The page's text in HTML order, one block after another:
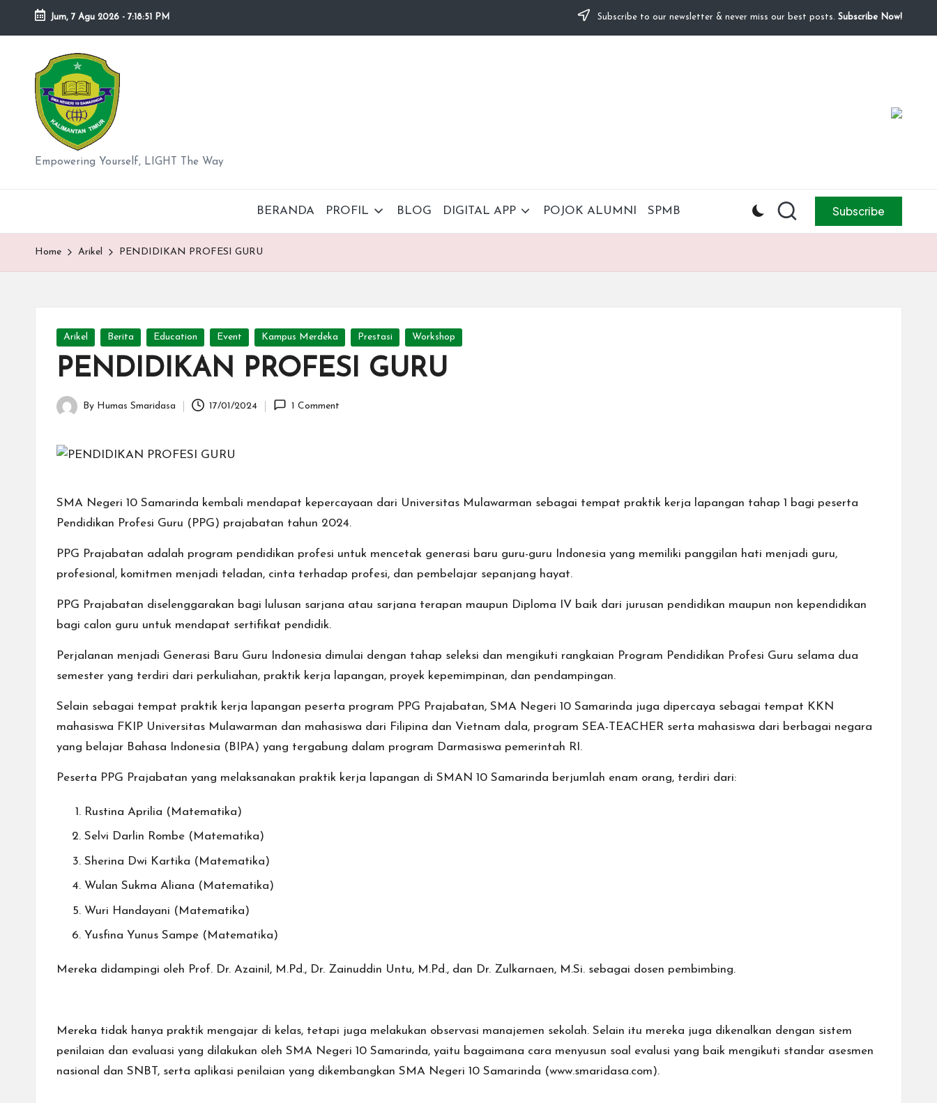
Skip
content
Jum, 7 Agu 2026 - 7:18:52 PM Subscribe to our newsletter & never miss our best posts. Subscribe Now!
S
M
A
N
er
m
Empowering Yourself, LIGHT The Way
BERANDA PROFIL BLOG DIGITAL APP POJOK ALUMNI SPMB Subscribe
Home Arikel PENDIDIKAN PROFESI GURU
Posted
Arikel Berita Education Event Kampus Merdeka Prestasi Workshop
PENDIDIKAN PROFESI GURU
Posted
By Humas Smaridasa 17/01/2024 1 Comment
SMA Negeri 10 Samarinda kembali mendapat kepercayaan dari Universitas Mulawarman sebagai tempat praktik kerja lapangan tahap 1 bagi peserta
Pendidikan Profesi Guru (PPG) prajabatan tahun 2024.
PPG Prajabatan adalah program pendidikan profesi untuk mencetak generasi baru guru-guru Indonesia yang memiliki panggilan hati menjadi guru,
profesional, komitmen menjadi teladan, cinta terhadap profesi, dan pembelajar sepanjang hayat.
PPG Prajabatan diselenggarakan bagi lulusan sarjana atau sarjana terapan maupun Diploma IV baik dari jurusan pendidikan maupun non kependidikan
bagi calon guru untuk mendapat sertifikat pendidik.
Perjalanan menjadi Generasi Baru Guru Indonesia dimulai dengan tahap seleksi dan mengikuti rangkaian Program Pendidikan Profesi Guru selama dua
semester yang terdiri dari perkuliahan, praktik kerja lapangan, proyek kepemimpinan, dan pendampingan.
Selain sebagai tempat praktik kerja lapangan peserta program PPG Prajabatan, SMA Negeri 10 Samarinda juga dipercaya sebagai tempat KKN
mahasiswa FKIP Universitas Mulawarman dan mahasiswa dari Filipina dan Vietnam dala, program SEA-TEACHER serta mahasiswa dari berbagai negara
yang belajar Bahasa Indonesia (BIPA) yang tergabung dalam program Darmasiswa pemerintah RI.
Peserta PPG Prajabatan yang melaksanakan praktik kerja lapangan di SMAN 10 Samarinda berjumlah enam orang, terdiri dari:
Rustina Aprilia (Matematika)
Selvi Darlin Rombe (Matematika)
Sherina Dwi Kartika (Matematika)
Wulan Sukma Aliana (Matematika)
Wuri Handayani (Matematika)
Yusfina Yunus Sampe (Matematika)
Mereka didampingi oleh Prof. Dr. Azainil, M.Pd., Dr. Zainuddin Untu, M.Pd., dan Dr. Zulkarnaen, M.Si. sebagai dosen pembimbing.
Mereka tidak hanya praktik mengajar di kelas, tetapi juga melakukan observasi manajemen sekolah. Selain itu mereka juga dikenalkan dengan sistem
penilaian dan evaluasi yang dilakukan oleh SMA Negeri 10 Samarinda, yaitu bagaimana cara menyusun soal evalusi yang baik mengikuti standar asesmen
nasional dan SNBT, serta aplikasi penilaian yang dikembangkan SMA Negeri 10 Samarinda (www.smaridasa.com).